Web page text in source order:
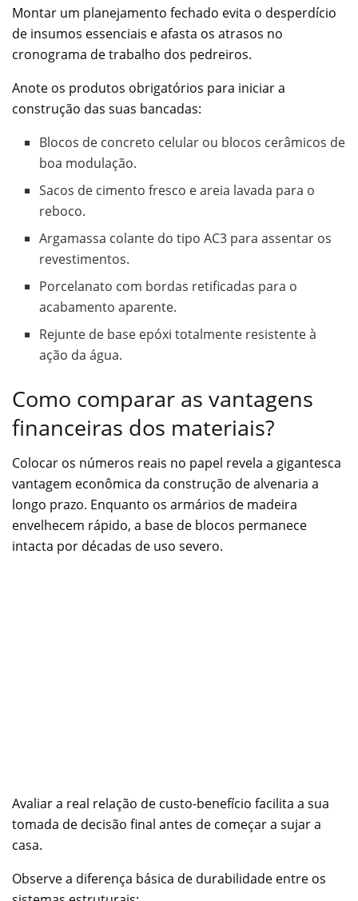
Montar um planejamento fechado evita o desperdício
de insumos essenciais e afasta os atrasos no
cronograma de trabalho dos pedreiros.
Anote os produtos obrigatórios para iniciar a
construção das suas bancadas:
Blocos de concreto celular ou blocos cerâmicos de
boa modulação.
Sacos de cimento fresco e areia lavada para o
reboco.
Argamassa colante do tipo AC3 para assentar os
revestimentos.
Porcelanato com bordas retificadas para o
acabamento aparente.
Rejunte de base epóxi totalmente resistente à
ação da água.
Como comparar as vantagens
financeiras dos materiais?
Colocar os números reais no papel revela a gigantesca
vantagem econômica da construção de alvenaria a
longo prazo. Enquanto os armários de madeira
envelhecem rápido, a base de blocos permanece
intacta por décadas de uso severo.
Avaliar a real relação de custo-benefício facilita a sua
tomada de decisão final antes de começar a sujar a
casa.
Observe a diferença básica de durabilidade entre os